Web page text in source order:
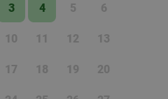
3 4 5 6
10 11 12 13
17 18 19 20